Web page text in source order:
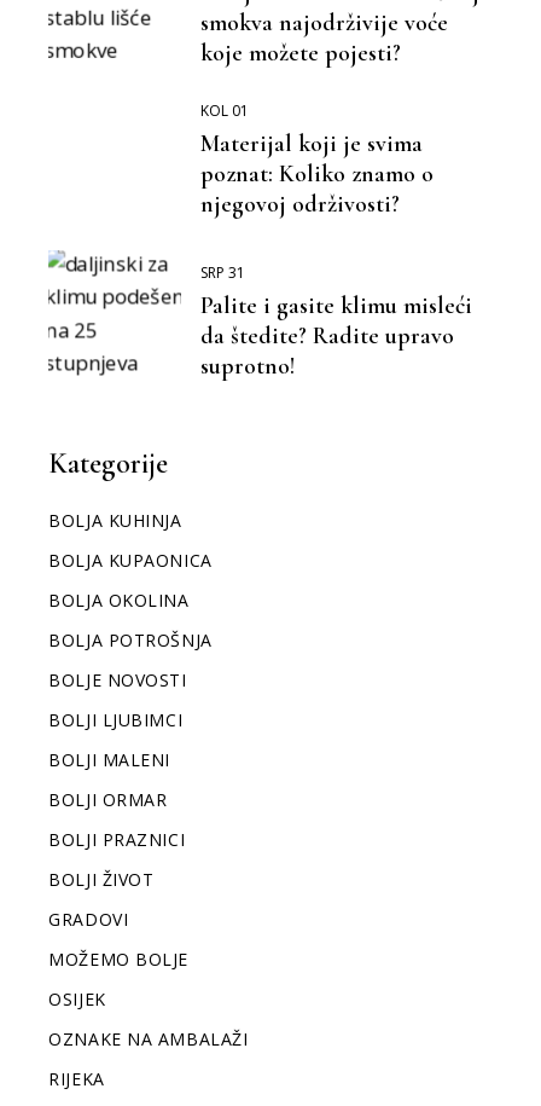
smokva najodrživije voće
koje možete pojesti?
KOL 01
Materijal koji je svima
poznat: Koliko znamo o
njegovoj održivosti?
SRP 31
Palite i gasite klimu misleći
da štedite? Radite upravo
suprotno!
Kategorije
BOLJA KUHINJA
BOLJA KUPAONICA
BOLJA OKOLINA
BOLJA POTROŠNJA
BOLJE NOVOSTI
BOLJI LJUBIMCI
BOLJI MALENI
BOLJI ORMAR
BOLJI PRAZNICI
BOLJI ŽIVOT
GRADOVI
MOŽEMO BOLJE
OSIJEK
OZNAKE NA AMBALAŽI
RIJEKA